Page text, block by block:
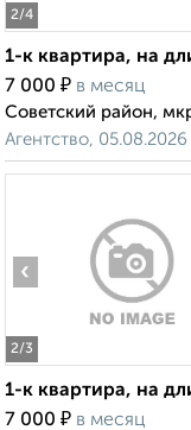
2/4
1-к квартира, на
7 000 ₽ в месяц
Советский район,
Агентство, 05.08.2026
2/3
‹
1-к квартира, на
7 000 ₽ в месяц